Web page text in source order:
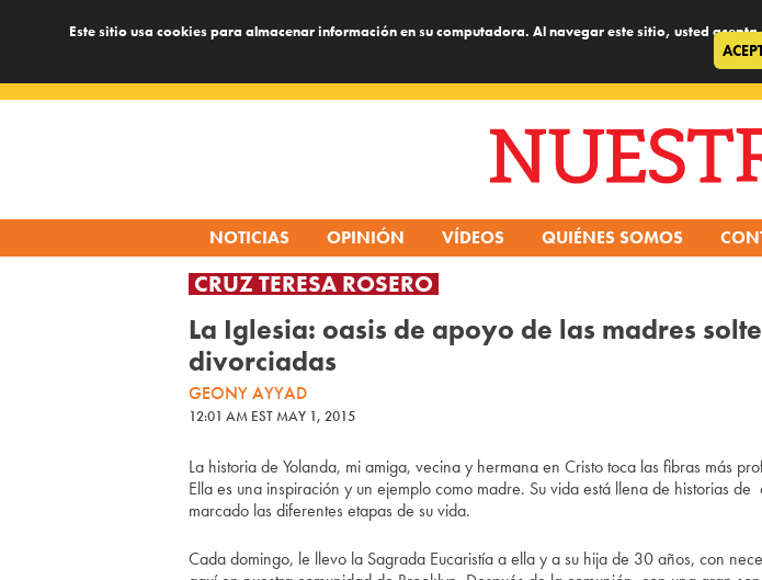
Este sitio usa cookies para almacenar información en su computadora. Al navegar este sitio, usted
NOTICIAS OPINIÓN VÍDEOS QUIÉNES SOMOS
CRUZ TERESA ROSERO
La Iglesia: oasis de apoyo de las madres
divorciadas
GEONY AYYAD
12:01 AM EST MAY 1, 2015
La historia de Yolanda, mi amiga, vecina y hermana en Cristo toca las fibras más
Ella es una inspiración y un ejemplo como madre. Su vida está llena de historias
marcado las diferentes etapas de su vida.
Cada domingo, le llevo la Sagrada Eucaristía a ella y a su hija de 30 años, con